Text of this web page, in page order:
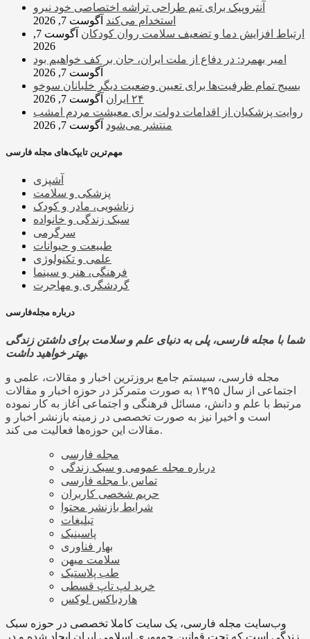
آنتروپیک برای تیم طراحی تراشه اختصاصی خود نیرو
استخدام می‌کند آگوست 7, 2026
ارتباط افزایش دما و تضعیف سلامت روان کودکان
آگوست 7,
2026
امیر بهمرد: در دفاع از ملت ایران، جان بر کف خواهیم بود
آگوست 7, 2026
بسیج تمام ظرفیت‌ها برای تعیین وضعیت دیگر خلبانان سوخو
۲۴ ایران
آگوست 7, 2026
روایت پزشکیان از اقدامات دولت برای معیشت مردم امشب
منتشر می‌شود آگوست 7, 2026
مهم‌ترین تایپک‌های مجله فارسی
آشپزی
پزشکی و سلامت
زناشویی، مادر و کودک
سبک زندگی و خانواده
سرگرمی
طبیعت و حیوانات
علمی و تکنولوژی
فرهنگی، هنر و سینما
گردشگری و مهاجرت
درباره مجله‌فارسی
شما با مجله فارسی، پلی به دنیای علم و سلامت برای داشتن زندگی
بهتر خواهید داشت.
مجله فارسی، سیستم جامع بروزترین اخبار و مقالات، علمی و
اجتماعی از سال ۱۳۹۵ به صورت متمرکز در حوزه اخبار و مقالات
مرتبط با علم و دانش، مسائل فرهنگی و اجتماعی آغاز به کار نموده
است و اخیرا نیز به صورت تخصصی در زمینه بازنشر اخبار و
مقالات این حوزه‌ها فعالیت می کند.
مجله فارسی
درباره مجله عمومی و سبک زندگی
تماس با مجله فارسی
حریم شخصی کاربران
شرایط بازنشر محتوا
تبلیغات
پاسینیک
بهار فناوری
سلامت میهن
طب پلاستیک
خرید لپ تاپ قسطی
هاردباکس لوکس
وب‌سایت مجله فارسی، یک سایت کاملا تخصصی در حوزه سبک